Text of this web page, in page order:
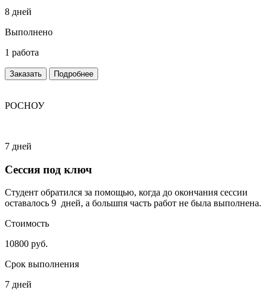
8 дней
Выполнено
1 работа
Заказать Подробнее
РОСНОУ
7 дней
Сессия под ключ
Студент обратился за помощью, когда до окончания сессии
оставалось 9 дней, а большпя часть работ не была выполнена.
Стоимость
10800 руб.
Срок выполнения
7 дней